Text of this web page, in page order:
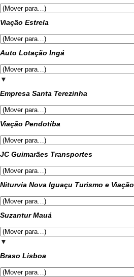
Viação Estrela
Auto Lotação Ingá
▼
Empresa Santa Terezinha
Viação Pendotiba
JC Guimarães Transportes
Niturvia Nova Iguaçu Turismo e Viação
Suzantur Mauá
▼
Braso Lisboa